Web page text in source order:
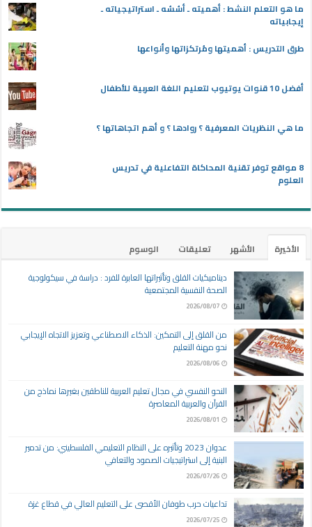
ما هو التعلم النشط : أهميته ـ أسُسُه ـ استراتيجياته ـ
إيجابياته
طرق التدريس : أهميتها ومُرتكزاتها وأنواعها
أفضل 10 قنوات يوتيوب لتعليم اللغة العربية للأطفال
ما هي النظريات المعرفية ؟ روادها ؟ و أهم اتجاهاتها ؟
8 مواقع توفر تقنية المحاكاة التفاعلية في تدريس
العلوم
الأخيرة الأشهر تعليقات
الوسوم
ديناميكيات القلق وتأثيراتها العابرة للفرد : دراسة في سيكولوجية
الصحة النفسية المجتمعية
2026/08/07
من القلق إلى التمكين: الذكاء الاصطناعي وتعزيز الاتجاه الإيجابي
نحو مهنة التعليم
2026/08/06
النحو النفسي في مجال تعليم العربية للناطقين بغيرها نماذج من
القرآن والعربية المعاصرة
2026/08/01
عدوان 2023 وتأثيره على النظام التعليمي الفلسطيني: من تدمير
البنية إلى استراتيجيات الصمود والتعافي
2026/07/26
تداعيات حرب طوفان الأقصى على التعليم العالي في قطاع غزة
2026/07/25